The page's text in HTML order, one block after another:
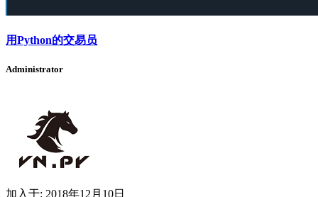
用Python的交易员
Administrator
加入于: 2018年12月10日